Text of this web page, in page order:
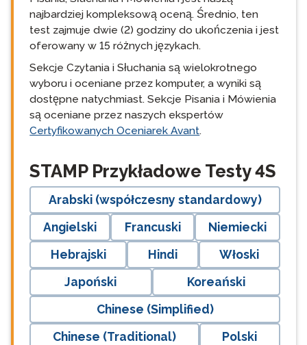
najbardziej kompleksową oceną. Średnio, ten
test zajmuje dwie (2) godziny do ukończenia i jest
oferowany w 15 różnych językach.
Sekcje Czytania i Słuchania są wielokrotnego
wyboru i oceniane przez komputer, a wyniki są
dostępne natychmiast. Sekcje Pisania i Mówienia
są oceniane przez naszych ekspertów
Certyfikowanych Oceniarek Avant.
STAMP Przykładowe Testy 4S
Arabski (współczesny standardowy)
Angielski
Francuski
Niemiecki
Hebrajski
Hindi
Włoski
Japoński
Koreański
Chinese (Simplified)
Chinese (Traditional)
Polski